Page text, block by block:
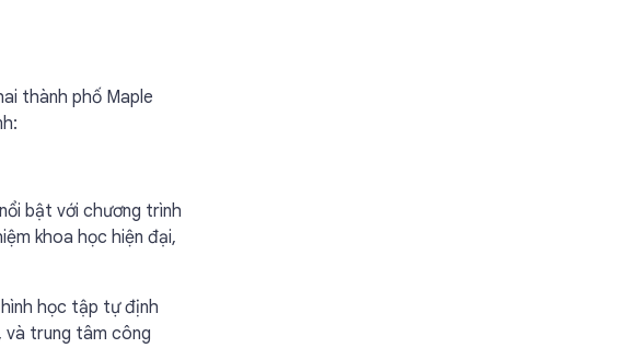
thành phố Maple
bật với chương trình
khoa học hiện đại,
học tập tự định
và trung tâm công